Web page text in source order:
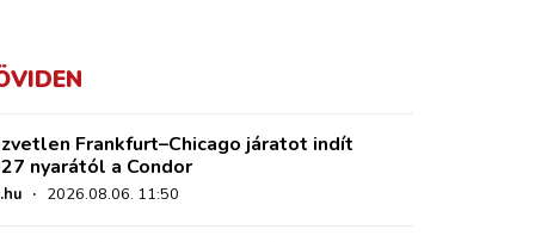
Frankfurt–Chicago járatot indít
nyarától a Condor
· 2026.08.06. 11:50